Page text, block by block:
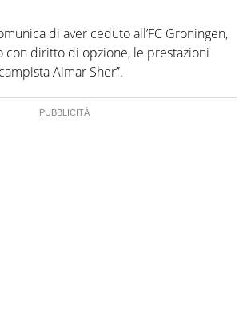
di aver ceduto all’FC Groningen,
con diritto di opzione, le prestazioni
Aimar Sher”.